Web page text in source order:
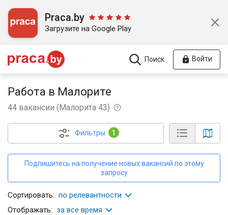
Praca.by
Загрузите на Google Play
Поиск Войти
Работа в Малорите
44 вакансии (Малорита 43)
Фильтры 1
Подпишитесь на получение новых вакансий по этому
запросу
Сортировать: по релевантности
Отображать: за все время